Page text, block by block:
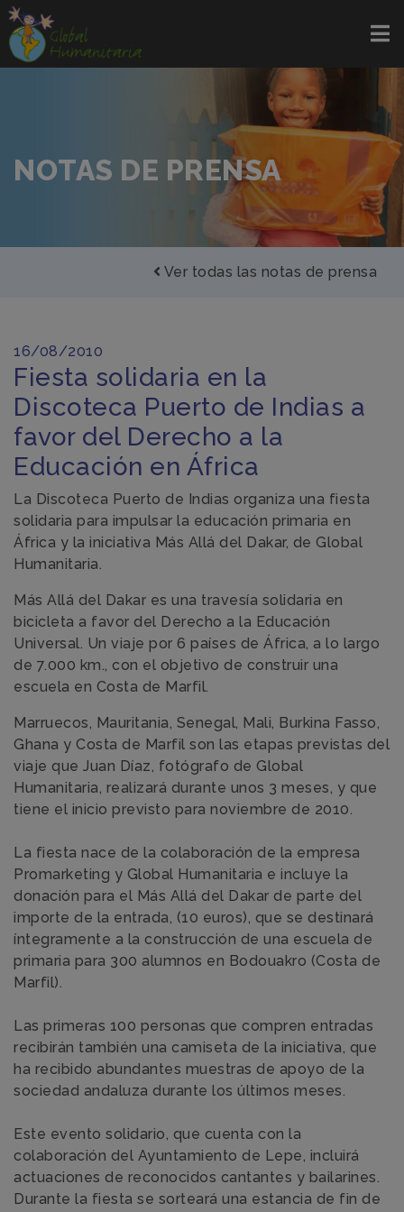
NOTAS DE PRENSA
Ver todas las notas de prensa
16/08/2010
Fiesta solidaria en la
Discoteca Puerto de Indias a
favor del Derecho a la
Educación en África
La Discoteca Puerto de Indias organiza una fiesta
solidaria para impulsar la educación primaria en
África y la iniciativa Más Allá del Dakar, de Global
Humanitaria.
Más Allá del Dakar es una travesía solidaria en
bicicleta a favor del Derecho a la Educación
Universal. Un viaje por 6 países de África, a lo largo
de 7.000 km., con el objetivo de construir una
escuela en Costa de Marfil.
Marruecos, Mauritania, Senegal, Mali, Burkina Fasso,
Ghana y Costa de Marfil son las etapas previstas del
viaje que Juan Díaz, fotógrafo de Global
Humanitaria, realizará durante unos 3 meses, y que
tiene el inicio previsto para noviembre de 2010.
La fiesta nace de la colaboración de la empresa
Promarketing y Global Humanitaria e incluye la
donación para el Más Allá del Dakar de parte del
importe de la entrada, (10 euros), que se destinará
íntegramente a la construcción de una escuela de
primaria para 300 alumnos en Bodouakro (Costa de
Marfil).
Las primeras 100 personas que compren entradas
recibirán también una camiseta de la iniciativa, que
ha recibido abundantes muestras de apoyo de la
sociedad andaluza durante los últimos meses.
Este evento solidario, que cuenta con la
colaboración del Ayuntamiento de Lepe, incluirá
actuaciones de reconocidos cantantes y bailarines.
Durante la fiesta se sorteará una estancia de fin de